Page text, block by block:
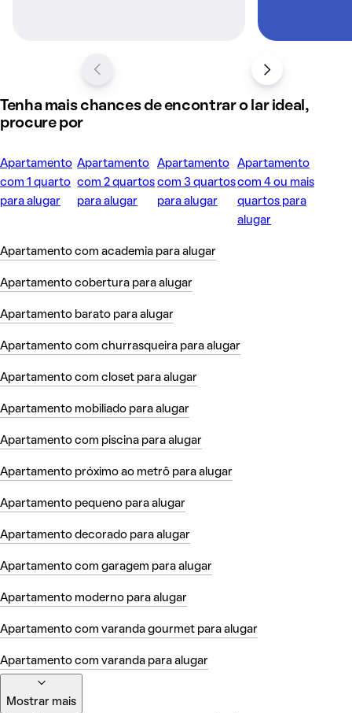
Tenha mais chances de encontrar o lar ideal,
procure por
Apartamento
com 1 quarto
para alugar
Apartamento
com 2 quartos
para alugar
Apartamento
com 3 quartos
para alugar
Apartamento
com 4 ou mais
quartos para
alugar
Apartamento com academia para alugar
Apartamento cobertura para alugar
Apartamento barato para alugar
Apartamento com churrasqueira para alugar
Apartamento com closet para alugar
Apartamento mobiliado para alugar
Apartamento com piscina para alugar
Apartamento próximo ao metrô para alugar
Apartamento pequeno para alugar
Apartamento decorado para alugar
Apartamento com garagem para alugar
Apartamento moderno para alugar
Apartamento com varanda gourmet para alugar
Apartamento com varanda para alugar
Mostrar mais